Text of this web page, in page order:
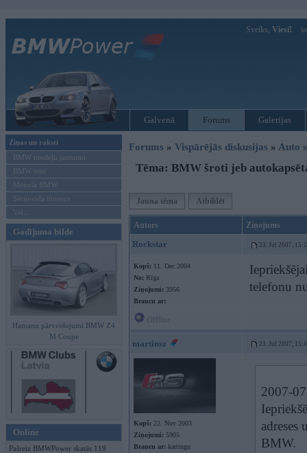
Sveiks, Viesi!
Galvenā Forums Galerijas
Ziņas un raksti
BMW modeļu jaunumi
BMW testi
Mēneša BMW
Sērijveida tūnings
Vel...
Gadījuma bilde
Hamann pārveidojumi BMW Z4
M Coupe
Online
Pašreiz BMWPower skatās 119
Forums » Vispārējās diskusijas » Auto
Tēma: BMW šroti jeb
Jauna tēma Atbildēt
Autors Ziņojums
Rockstar 23. Jul 2007,
Kopš: 11. Dec 2004
No: Rīga
Ziņojumi: 3956
Braucu ar:
telefonu
martinsz 23. Jul 2007,
Kopš: 22. Nov 2003
Ziņojumi: 5905
Braucu ar: kartingu
2007-
adreses
BMW.